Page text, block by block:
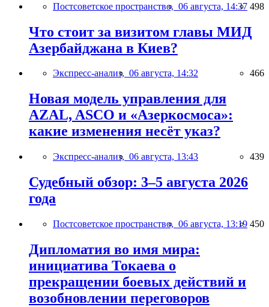
Постсоветское пространство, 06 августа, 14:37 498
Что стоит за визитом главы МИД
Азербайджана в Киев?
Экспресс-анализ, 06 августа, 14:32 466
Новая модель управления для
AZAL, ASCO и «Азеркосмоса»:
какие изменения несёт указ?
Экспресс-анализ, 06 августа, 13:43 439
Судебный обзор: 3–5 августа 2026
года
Постсоветское пространство, 06 августа, 13:19 450
Дипломатия во имя мира:
инициатива Токаева о
прекращении боевых действий и
возобновлении переговоров